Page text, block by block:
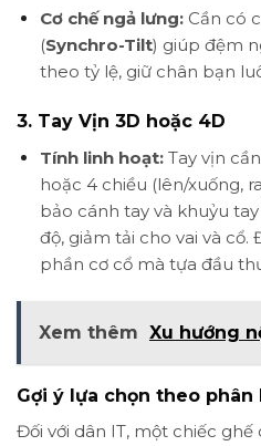
Cơ chế ngả lưng:Cần có
(Synchro-Tilt) giúp đệm
theo tỷ lệ, giữ chân bạn
3. Tay Vịn 3D hoặc 4D
Tính linh hoạt:Tay vịn
hoặc 4 chiều (lên/xuống,
bảo cánh tay và khuỷu
độ, giảm tải cho vai và cổ.
phần cơ cổ mà tựa đầu
Xem thêm Xu hướng
Gợi ý lựa chọn theo phân
Đối với dân IT, một chiếc